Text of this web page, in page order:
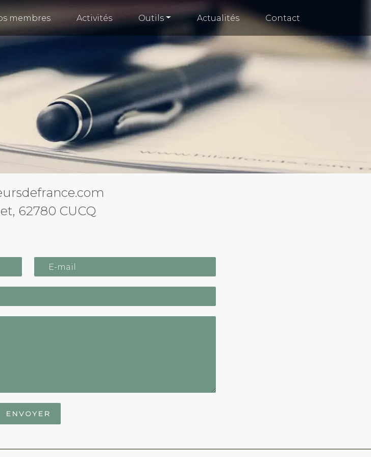
membres Activités Outils Actualités Contact
62780 CUCQ
ENVOYER